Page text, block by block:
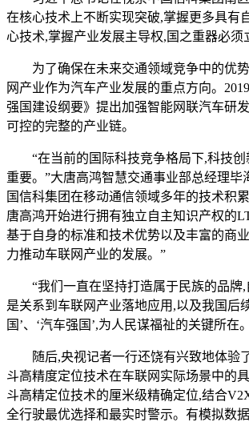
在核心技术上不断实现突破,掌握更多具有
心技术,掌握产业发展主导权,国之重器必须
为了确保在未来交通领域竞争中的优势
网产业作为汽车产业发展的重点方向。
强国建设纲要》提出加强智能网联汽车研
可控的完整的产业链。
“在当前的国际科技竞争格局下,科技创
重要。”大唐高鸿智慧交通事业部总经理毕
国信科集团在移动通信领域多年的技术积
唐高鸿开始进行拥有独立自主知识产权的
基于自身的标准和技术优势以及丰富的商
力推动车联网产业的发展。”
“我们一直在坚持打造属于民族的品牌,
是关系到车联网产业落地应用,以及我国后
国’、‘汽车强国’,为人民谋福祉的关键所在
随后,央视记者一行还饶有兴致地体验
斗高精度定位技术在车联网实际场景中
斗高精定位技术的厘米级精确定位,结合
全行驶最优选择和最实时警示。有模拟数